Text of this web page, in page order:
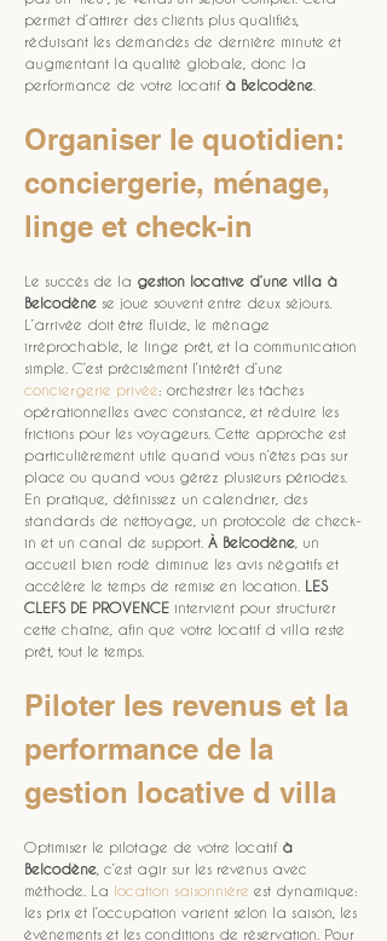
permet d’attirer des clients plus qualifiés,
réduisant les demandes de dernière minute et
augmentant la qualité globale, donc la
performance de votre locatif à Belcodène
Organiser le quotidien:
conciergerie, ménage,
linge et check-in
Le succès de la gestion locative d’une villa à
Belcodène se joue souvent entre deux séjours.
L’arrivée doit être fluide, le ménage
irréprochable, le linge prêt, et la communication
simple. C’est précisément l’intérêt d’une
conciergerie privée: orchestrer les tâches
opérationnelles avec constance, et réduire les
frictions pour les voyageurs. Cette approche est
particulièrement utile quand vous n’êtes pas sur
place ou quand vous gérez plusieurs périodes.
En pratique, définissez un calendrier, des
standards de nettoyage, un protocole de check-
in et un canal de support. À Belcodène , un
accueil bien rodé diminue les avis négatifs et
accélère le temps de remise en location. LES
CLEFS DE PROVENCE intervient pour structurer
cette chaîne, afin que votre locatif d villa reste
prêt, tout le temps.
Piloter les revenus et la
performance de la
gestion locative d villa
Optimiser le pilotage de votre locatif à
Belcodène , c’est agir sur les revenus avec
méthode. La location saisonnière est dynamique:
les prix et l’occupation varient selon la saison, les
événements et les conditions de réservation. Pour